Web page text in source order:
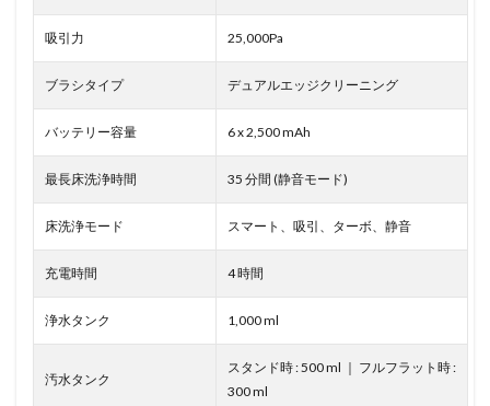
吸引力 25,000Pa
ブラシタイプ デュアルエッジクリーニング
バッテリー容量 6 x 2,500 mAh
最長床洗浄時間 35 分間 (静音モード)
床洗浄モード スマート、吸引、ターボ、静音
充電時間 4 時間
浄水タンク 1,000 ml
汚水タンク
スタンド時 : 500 ml ｜ フルフラット時 :
300 ml